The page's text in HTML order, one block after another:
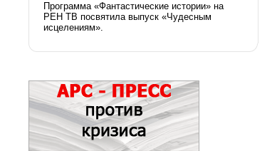
Программа «Фантастические истории» на
РЕН ТВ посвятила выпуск «Чудесным
исцелениям».